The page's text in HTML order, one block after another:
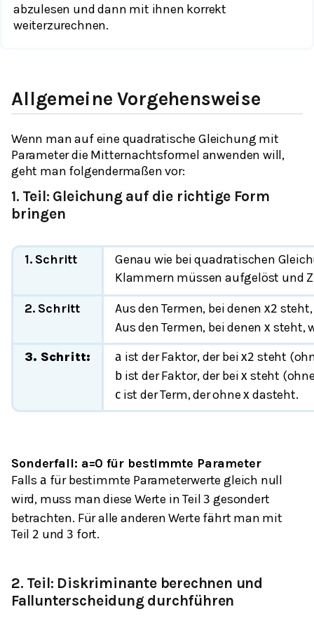
abzulesen und dann mit ihnen korrekt
weiterzurechnen.
Allgemeine Vorgehensweise
Wenn man auf eine quadratische Gleichung mit
Parameter die Mitternachtsformel anwenden will,
geht man folgendermaßen vor:
1. Teil: Gleichung auf die richtige Form
bringen
1. Schritt
Genau wie bei quadratischen
Klammern müssen aufgelöst und
2. Schritt Aus den Termen, bei denenx2
Aus den Termen, bei denenx steht,
3. Schritt:
a ist der Faktor, der beix2 steht
b ist der Faktor, der beix steht
c ist der Term, der ohnex dasteht.
Sonderfall: a=0 für bestimmte Parameter
Falls a für bestimmte Parameterwerte gleich null
wird, muss man diese Werte in Teil3 gesondert
betrachten. Für alle anderen Werte fährt man mit
Teil 2 und3 fort.
2. Teil: Diskriminante berechnen und
Fallunterscheidung durchführen